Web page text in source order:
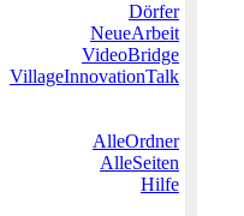
Dörfer
NeueArbeit
VideoBridge
VillageInnovationTalk
AlleOrdner
AlleSeiten
Hilfe